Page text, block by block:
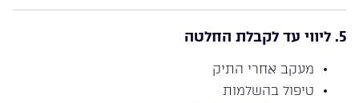
5. ליווי עד לקבלת החלטה
מעקב אחרי התיק
טיפול בהשלמות